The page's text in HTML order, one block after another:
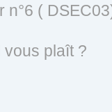
n°6 (
vous plaît ?